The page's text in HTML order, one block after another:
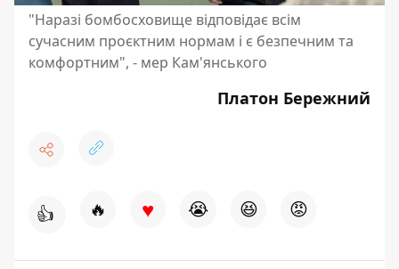
"Наразі бомбосховище відповідає всім
сучасним проєктним нормам і є безпечним та
комфортним", - мер Кам'янського
Платон Бережний
👍 🔥 ♥ 😭 😆 😡